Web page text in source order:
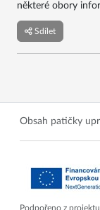
některé obory
Sdílet
Obsah patičky
Podpořeno z